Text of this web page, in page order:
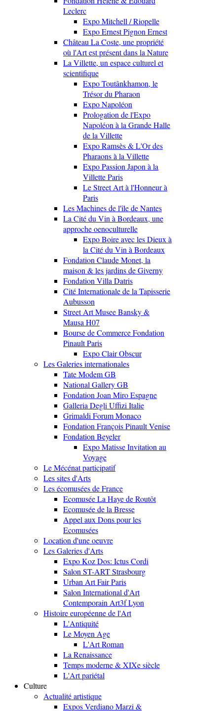
Leclerc
Expo Mitchell / Riopelle
Expo Ernest Pignon Ernest
Château La Coste, une propriété
où l'Art est présent dans la Nature
La Villette, un espace culturel et
scientifique
Expo Toutânkhamon, le
Trésor du Pharaon
Expo Napoléon
Prologation de l'Expo
Napoléon à la Grande Halle
de la Villette
Expo Ramsès & L'Or des
Pharaons à la Villette
Expo Passion Japon à la
Villette Paris
Le Street Art à l'Honneur à
Paris
Les Machines de l'île de Nantes
La Cité du Vin à Bordeaux, une
approche oenoculturelle
Expo Boire avec les Dieux à
la Cité du Vin à Bordeaux
Fondation Claude Monet, la
maison & les jardins de Giverny
Fondation Villa Datris
Cité Internationale de la Tapisserie
Aubusson
Street Art Musee Bansky &
Mausa H07
Bourse de Commerce Fondation
Pinault Paris
Expo Clair Obscur
Les Galeries internationales
Tate Modem GB
National Gallery GB
Fondation Joan Miro Espagne
Galleria Degli Uffizi Italie
Grimaldi Forum Monaco
Fondation François Pinault Venise
Fondation Beyeler
Expo Matisse Invitation au
Voyage
Le Mécénat participatif
Les sites d'Arts
Les écomusées de France
Ecomusée La Haye de Routôt
Ecomusée de la Bresse
Appel aux Dons pour les
Ecomusées
Location d'une oeuvre
Les Galeries d'Arts
Expo Koz Dos: Ictus Cordi
Salon ST-ART Strasbourg
Urban Art Fair Paris
Salon International d'Art
Contemporain Art3f Lyon
Histoire européenne de l'Art
L'Antiquité
Le Moyen Age
L'Art Roman
La Renaissance
Temps moderne & XIXe siècle
L'Art pariétal
Culture
Actualité artistique
Expos Verdiano Marzi &